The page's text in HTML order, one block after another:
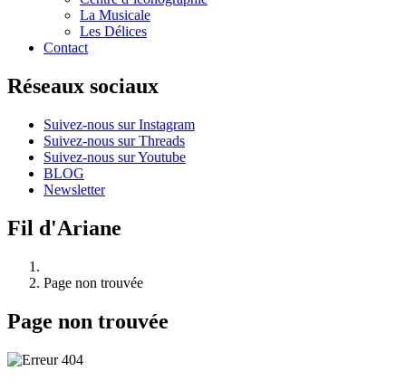
La Musicale
Les Délices
Contact
Réseaux sociaux
Suivez-nous sur Instagram
Suivez-nous sur Threads
Suivez-nous sur Youtube
BLOG
Newsletter
Fil d'Ariane
Page non trouvée
Page non trouvée